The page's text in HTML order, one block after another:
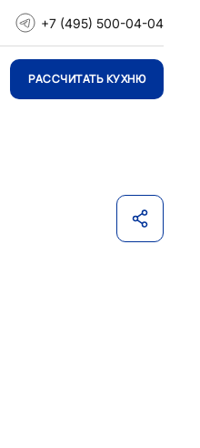
+7 (495) 500-04-04
РАССЧИТАТЬ КУХНЮ